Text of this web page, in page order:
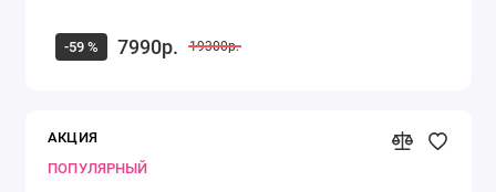
-59 % 7990р. 19300р.
АКЦИЯ
ПОПУЛЯРНЫЙ